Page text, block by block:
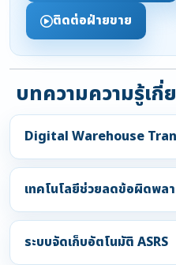
ติดต่อฝ่ายขาย
บทความความรู้เ
Digital Warehouse
เทคโนโลยีช่วยลดข้อผิดพล
ระบบจัดเก็บอัตโนมัติ ASRS